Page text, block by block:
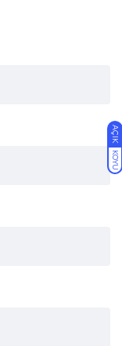
AÇIK
KOYU